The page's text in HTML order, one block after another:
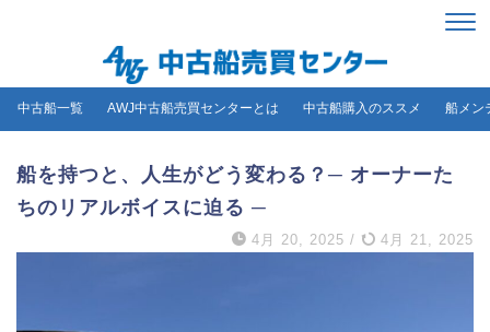
中古船一覧 AWJ中古船売買センターとは 中古船購入のススメ 船メン
船を持つと、人生がどう変わる？─ オーナーた
ちのリアルボイスに迫る ─
4月 20, 2025 / 4月 21, 2025